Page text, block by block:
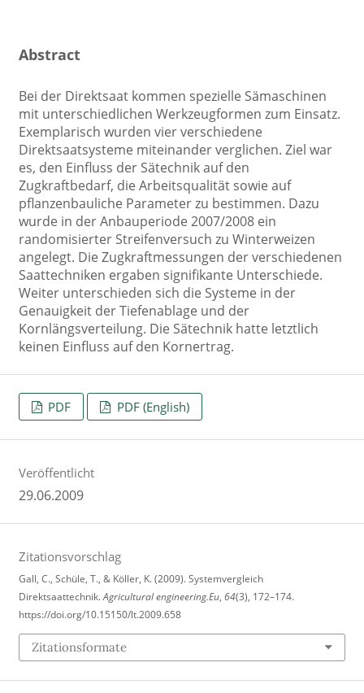
Abstract
Bei der Direktsaat kommen spezielle Sämaschinen
mit unterschiedlichen Werkzeugformen zum Einsatz.
Exemplarisch wurden vier verschiedene
Direktsaatsysteme miteinander verglichen. Ziel war
es, den Einfluss der Sätechnik auf den
Zugkraftbedarf, die Arbeitsqualität sowie auf
pflanzenbauliche Parameter zu bestimmen. Dazu
wurde in der Anbauperiode 2007/2008 ein
randomisierter Streifenversuch zu Winterweizen
angelegt. Die Zugkraftmessungen der verschiedenen
Saattechniken ergaben signifikante Unterschiede.
Weiter unterschieden sich die Systeme in der
Genauigkeit der Tiefenablage und der
Kornlängsverteilung. Die Sätechnik hatte letztlich
keinen Einfluss auf den Kornertrag.
PDF PDF (English)
Veröffentlicht
29.06.2009
Zitationsvorschlag
Gall, C., Schüle, T., & Köller, K. (2009). Systemvergleich
Direktsaattechnik.Agricultural engineering.Eu, 64(3), 172–174.
https://doi.org/10.15150/lt.2009.658
Zitationsformate